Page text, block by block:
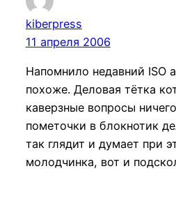
kiberpress
11 апреля 2006
Напомнило недавний ISO
похоже. Деловая тётка
каверзные вопросы
пометочки в блокнотик
так глядит и думает при
молодчинка, вот и